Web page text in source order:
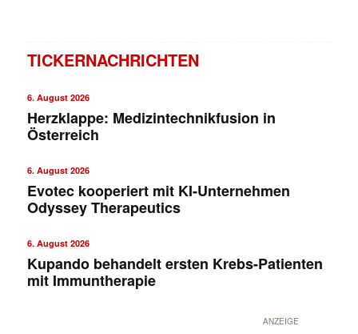
TICKERNACHRICHTEN
6. August 2026
Herzklappe: Medizintechnikfusion in
Österreich
6. August 2026
Evotec kooperiert mit KI-Unternehmen
Odyssey Therapeutics
6. August 2026
Kupando behandelt ersten Krebs-Patienten
mit Immuntherapie
ANZEIGE